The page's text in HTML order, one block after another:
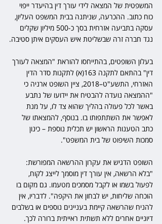
המשפטית של המצאה לידי עורך דין בהיעדר ייפוי
כוח כתוב. ההכרעה, שניתנה בבית המשפט העליון,
עסקה בתביעה אזרחית בסך כ-500 מיליון שקלים
נגד חברה זרה שבשליטת איש העסקים איתן סטיבה.
בעלון השופטים, בהתייחסו להוראת "המצאה לעורך
דין" בהתאם לתקנה 163(א) לתקנות סדר הדין
האזרחי, התשע"ט–2018, ציין השופט ארניה כי
"ההמצאה נועדה להבטיח את יידועו של נתבע
באשר לכל פעולה בהליך שהוא צד לו, על מנת
לאפשר את השתתפותו בו. בנוסף, להמצאתו של
כתב הטענות הראשון יש תכלית נוספת – כינון
סמכות השיפוט של בית המשפט".
השופט הדגיש את עקרון ההרשאה המפורשת:
"בלא הרשאה, אין עורך דין מוסמך לייצג לקוח,
לפעול בשמו או לקבל מסמכים מטעמו. גם מקום בו
הוכחה שליחות, יש לבחון את היקפה". לדבריו, אין
להניח שהרשאה קיימת בעניינים נוספים או בשלבים
דיוניים אחרים ללא תשתית ראייתית ברורה לכך.